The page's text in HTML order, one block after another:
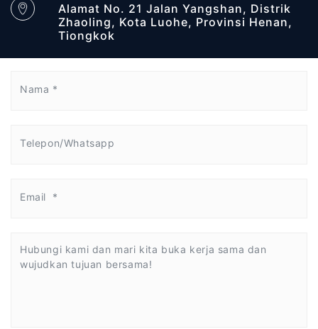
Alamat No. 21 Jalan Yangshan, Distrik
Zhaoling, Kota Luohe, Provinsi Henan,
Tiongkok